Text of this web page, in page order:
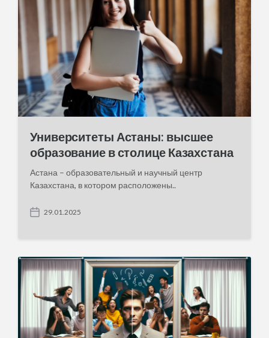
Университеты Астаны: высшее
образование в столице Казахстана
Астана – образовательный и научный центр
Казахстана, в котором расположены..
P
d
a
e
29.01.2025